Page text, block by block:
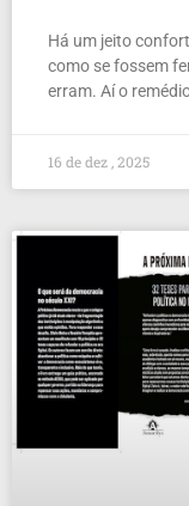
Há um jeito
como se fossem
erram. Aí o
16 de dez , 2025